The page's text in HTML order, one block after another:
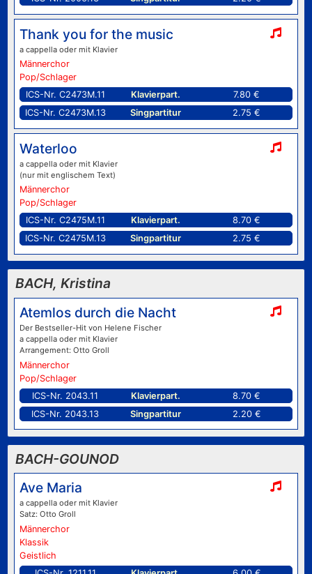
Thank you for the music
a cappella oder mit Klavier
Männerchor
Pop/Schlager
ICS-Nr. C2473M.11
Klavierpart.
7.80 €
ICS-Nr. C2473M.13
Singpartitur 2.75 €
Waterloo
a cappella oder mit Klavier
(nur mit englischem Text)
Männerchor
Pop/Schlager
ICS-Nr. C2475M.11
Klavierpart.
8.70 €
ICS-Nr. C2475M.13
Singpartitur 2.75 €
BACH, Kristina
Atemlos durch die Nacht
Der Bestseller-Hit von Helene Fischer
a cappella oder mit Klavier
Arrangement: Otto Groll
Männerchor
Pop/Schlager
ICS-Nr. 2043.11
Klavierpart.
8.70 €
ICS-Nr. 2043.13
Singpartitur 2.20 €
BACH-GOUNOD
Ave Maria
a cappella oder mit Klavier
Satz: Otto Groll
Männerchor
Klassik
Geistlich